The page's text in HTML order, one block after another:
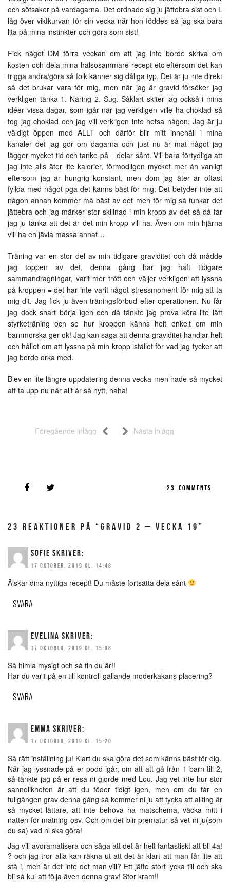
och sötsaker på vardagarna. Det ordnade sig ju jättebra sist och L
låg över viktkurvan för sin vecka när hon föddes så jag ska bara
lita på mina instinkter och göra som sist!
Fick något DM förra veckan om att jag inte borde skriva om
kosten och dela mina hälsosammare recept etc eftersom det kan
trigga andra/göra så folk känner sig dåliga typ. Det är ju inte direkt
så det brukar vara för mig, men när jag är gravid försöker jag
verkligen tänka 1. Näring 2. Sug. Såklart skiter jag också i mina
idéer vissa dagar, som igår när jag verkligen ville ha choklad så
tog jag choklad och jag vill verkligen inte hetsa någon. Jag är ju
väldigt öppen med ALLT och därför blir mitt innehåll i mina
kanaler det jag gör om dagarna och just nu är mat något jag
lägger mycket tid och tanke på = delar sånt. Vill bara förtydliga att
jag inte alls äter lite kalorier, förmodligen mycket mer än vanligt
eftersom jag är hungrig konstant, men dom jag äter är oftast
fyllda med något pga det känns bäst för mig. Det betyder inte att
någon annan kommer må bäst av det men för mig så funkar det
jättebra och jag märker stor skillnad i min kropp av det så då får
jag ju tänka att det är det min kropp vill ha. Även om min hjärna
vill ha en jävla massa annat…
Träning var en stor del av min tidigare graviditet och då mådde
jag toppen av det, denna gång har jag haft tidigare
sammandragningar, varit mer trött och väljer verkligen att lyssna
på kroppen = det har inte varit något stressmoment för mig att ta
mig dit. Jag fick ju även träningsförbud efter operationen. Nu får
jag dock snart börja igen och då tänkte jag prova köra lite lätt
styrketräning och se hur kroppen känns helt enkelt om min
barnmorska ger ok! Jag kan säga att denna graviditet handlar helt
och hållet om att lyssna på min kropp istället för vad jag tycker att
jag borde orka med.
Blev en lite längre uppdatering denna vecka men hade så mycket
att ta upp nu när allt är så nytt, haha!
Föregående inlägg Nästa inlägg
23 COMMENTS
23 REAKTIONER PÅ “GRAVID 2 – VECKA 19”
SOFIE SKRIVER:
17 OKTOBER, 2019 KL. 14:48
Älskar dina nyttiga recept! Du måste fortsätta dela sånt
SVARA
EVELINA SKRIVER:
17 OKTOBER, 2019 KL. 15:06
Så himla mysigt och så fin du är!!
Har du varit på en till kontroll gällande moderkakans placering?
SVARA
EMMA SKRIVER:
17 OKTOBER, 2019 KL. 15:20
Så rätt inställning ju! Klart du ska göra det som känns bäst för dig.
När jag lyssnade på er podd igår, om att att gå från 1 barn till 2,
så tänkte jag på er resa ni gjorde med Lou. Jag vet inte hur stor
sannolikheten är att du föder tidigt igen, men om du får en
fullgången grav denna gång så kommer ni ju att tycka att allting är
så mycket lättare, att inte behöva ha matschema, väcka mitt i
natten för matning osv. Och om det blir prematur så vet ni ju(som
du sa) vad ni ska göra!
Jag vill avdramatisera och säga att det är helt fantastiskt att bli 4a!
? och jag tror alla kan räkna ut att det är klart att man får lite att
stå i, men är det inte det man vill? Ett jätte stort lycka till och ska
bli så kul att följa även denna grav! Stor kram!!